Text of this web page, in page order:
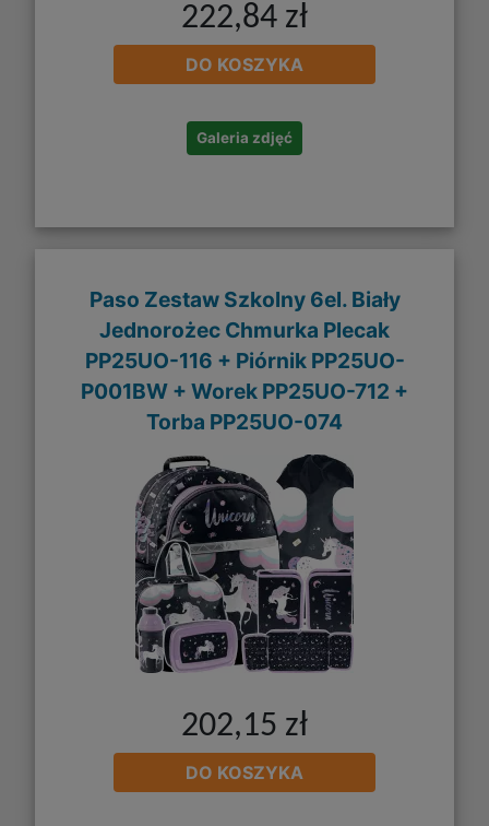
222,84 zł
DO KOSZYKA
Galeria zdjęć
Paso Zestaw Szkolny 6el. Biały
Jednorożec Chmurka Plecak
PP25UO-116 + Piórnik PP25UO-
P001BW + Worek PP25UO-712 +
Torba PP25UO-074
202,15 zł
DO KOSZYKA